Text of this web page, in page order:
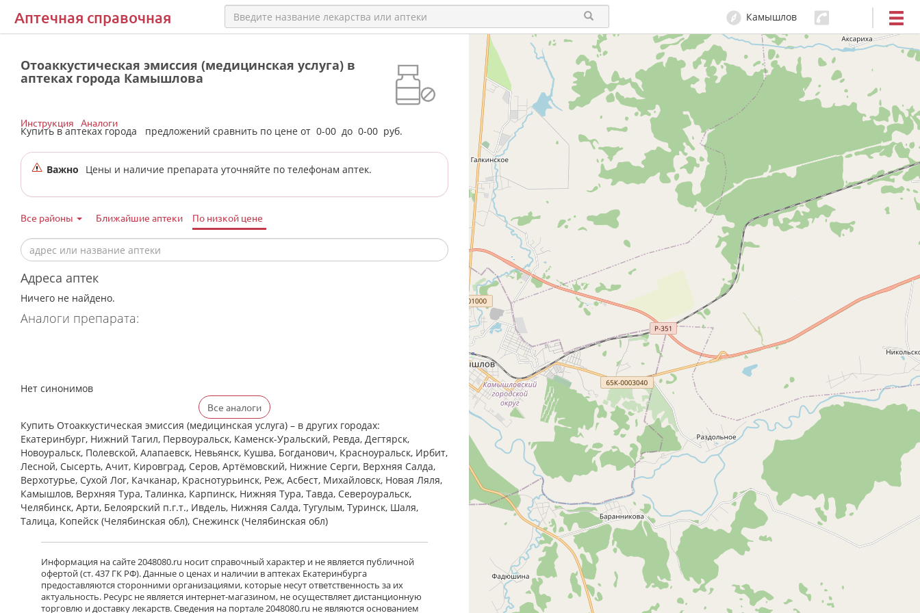
Аптечная справочная Камышлов
Отоаккустическая эмиссия (медицинская услуга) в
аптеках города Камышлова
Купить в аптеках города предложений сравнить по цене от 0-00 до 0-00 руб.
Инструкция Аналоги
Важно Цены и наличие препарата уточняйте по телефонам аптек.
Все районы Ближайшие аптеки По низкой цене
Адреса аптек
Ничего не найдено.
Аналоги препарата:
Нет синонимов
Все аналоги
Купить Отоаккустическая эмиссия (медицинская услуга) – в других городах:
Екатеринбург, Нижний Тагил, Первоуральск, Каменск-Уральский, Ревда, Дегтярск,
Новоуральск, Полевской, Алапаевск, Невьянск, Кушва, Богданович, Красноуральск, Ирбит,
Лесной, Сысерть, Ачит, Кировград, Серов, Артёмовский, Нижние Cерги, Верхняя Салда,
Верхотурье, Сухой Лог, Качканар, Краснотурьинск, Реж, Асбест, Михайловск, Новая Ляля,
Камышлов, Верхняя Тура, Талинка, Карпинск, Нижняя Тура, Тавда, Североуральск,
Челябинск, Арти, Белоярский п.г.т., Ивдель, Нижняя Салда, Тугулым, Туринск, Шаля,
Талица, Копейск (Челябинская обл), Снежинск (Челябинская обл)
Информация на сайте 2048080.ru носит справочный характер и не является публичной
офертой (ст. 437 ГК РФ). Данные о ценах и наличии в аптеках Екатеринбурга
предоставляются сторонними организациями, которые несут ответственность за их
актуальность. Ресурс не является интернет-магазином, не осуществляет дистанционную
торговлю и доставку лекарств. Сведения на портале 2048080.ru не являются основанием